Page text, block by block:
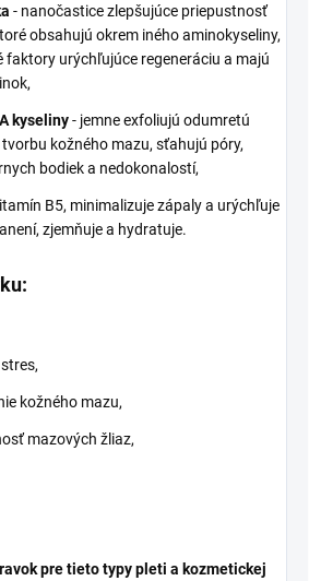
- nanočastice zlepšujúce priepustnosť
obsahujú okrem iného aminokyseliny,
faktory urýchľujúce regeneráciu a majú
kyseliny- jemne exfoliujú odumretú
kožného mazu, sťahujú póry,
bodiek a nedokonalostí,
B5, minimalizuje zápaly a urýchľuje
zjemňuje a hydratuje.
kožného mazu,
mazových žliaz,
pre tieto typy pleti a kozmetickej